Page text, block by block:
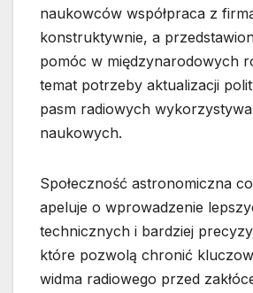
naukowców współpraca z
konstruktywnie, a
pomóc w międzynarodowych
temat potrzeby aktualizacji
pasm radiowych
naukowych.
Społeczność astronomiczna
apeluje o wprowadzenie
technicznych i bardziej
które pozwolą chronić
widma radiowego przed